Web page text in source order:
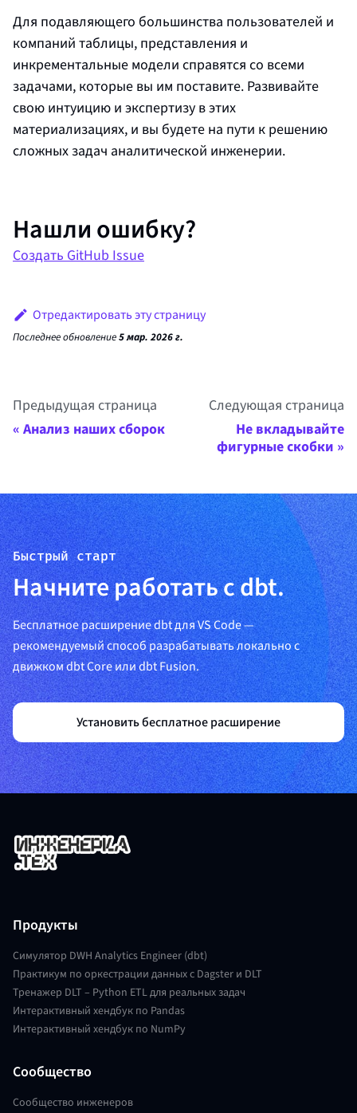
Для подавляющего большинства пользователей и
компаний таблицы, представления и
инкрементальные модели справятся со всеми
задачами, которые вы им поставите. Развивайте
свою интуицию и экспертизу в этих
материализациях, и вы будете на пути к решению
сложных задач аналитической инженерии.
Нашли ошибку?
Создать GitHub Issue
Отредактировать эту страницу
Последнее обновление5 мар. 2026 г.
Предыдущая страница
Анализ наших сборок
Следующая страница
Не вкладывайте
фигурные скобки
Быстрый старт
Начните работать с dbt.
Бесплатное расширение dbt для VS Code —
рекомендуемый способ разрабатывать локально с
движком dbt Core или dbt Fusion.
Установить бесплатное расширение
Продукты
Симулятор DWH Analytics Engineer (dbt)
Практикум по оркестрации данных с Dagster и DLT
Тренажер DLT – Python ETL для реальных задач
Интерактивный хендбук по Pandas
Интерактивный хендбук по NumPy
Сообщество
Сообщество инженеров